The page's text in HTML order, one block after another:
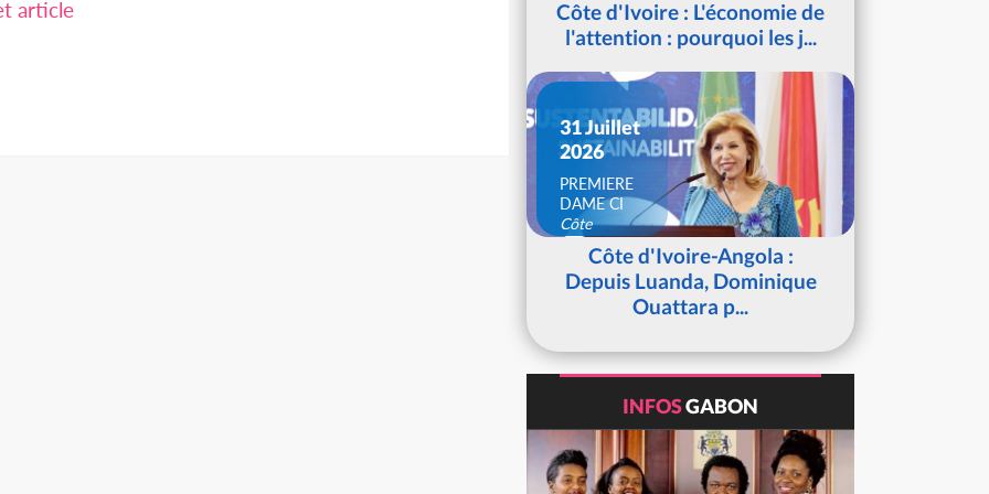
article
Côte d'Ivoire : L'économie de
l'attention : pourquoi les j...
31 Juillet
2026
PREMIERE
DAME CI
Côte
d'IvoireCôte d'Ivoire-Angola :
Depuis Luanda, Dominique
Ouattara p...
INFOSGABON